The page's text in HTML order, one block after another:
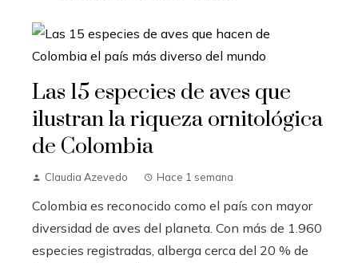
Las 15 especies de aves que
ilustran la riqueza ornitológica
de Colombia
Claudia Azevedo Hace 1 semana
Colombia es reconocido como el país con mayor
diversidad de aves del planeta. Con más de 1.960
especies registradas, alberga cerca del 20 % de